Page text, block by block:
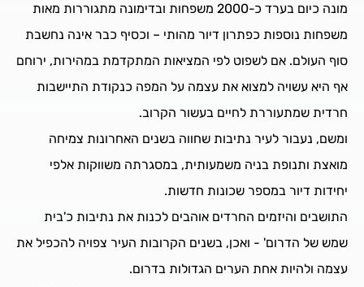
מונה כיום בערד כ-2000 משפחות ובדימונה מתגוררות מאות
משפחות נוספות כפתרון דיור מהותי – וכסיף כבר אינה נחשבת
סוף העולם. אם לשפוט לפי המציאות המתקדמת במהירות, ירוחם
אף היא עשויה למצוא את עצמה על המפה כנקודת התיישבות
חרדית שמתעוררת לחיים בעשור הקרוב.
ומשם, נעבור לעיר נתיבות שחווה בשנים האחרונות צמיחה
מואצת ותנופת בניה משמעותית, במסגרתה משווקות אלפי
יחידות דיור במספר שכונות חדשות.
התושבים והיזמים החרדים אוהבים לכנות את נתיבות כ'בית
שמש של הדרום' - ואכן, בשנים הקרובות העיר צפויה להכפיל את
עצמה ולהיות אחת הערים הגדולות בדרום.